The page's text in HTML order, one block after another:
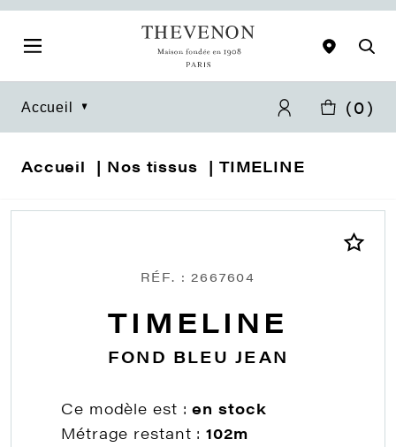
Accueil (0)
Accueil Nos tissus TIMELINE
RÉF. : 2667604
TIMELINE
FOND BLEU JEAN
Ce modèle est :en stock
Métrage restant :102m